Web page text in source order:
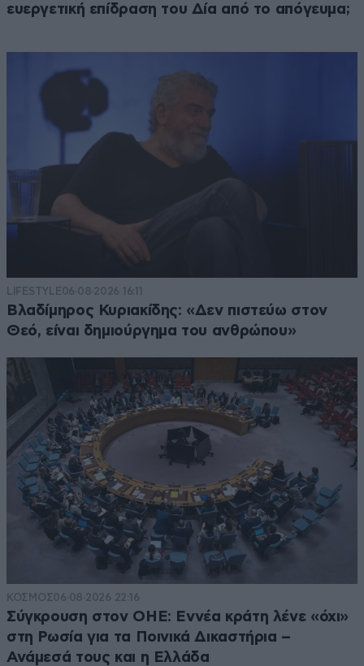
ευεργετική επίδραση του Δία από το απόγευμα;
LIFESTYLE06·08·2026 16:11
Βλαδίμηρος Κυριακίδης: «Δεν πιστεύω στον
Θεό, είναι δημιούργημα του ανθρώπου»
ΚΟΣΜΟΣ06·08·2026 22:16
Σύγκρουση στον ΟΗΕ: Εννέα κράτη λένε «όχι»
στη Ρωσία για τα Ποινικά Δικαστήρια –
Ανάμεσά τους και η Ελλάδα